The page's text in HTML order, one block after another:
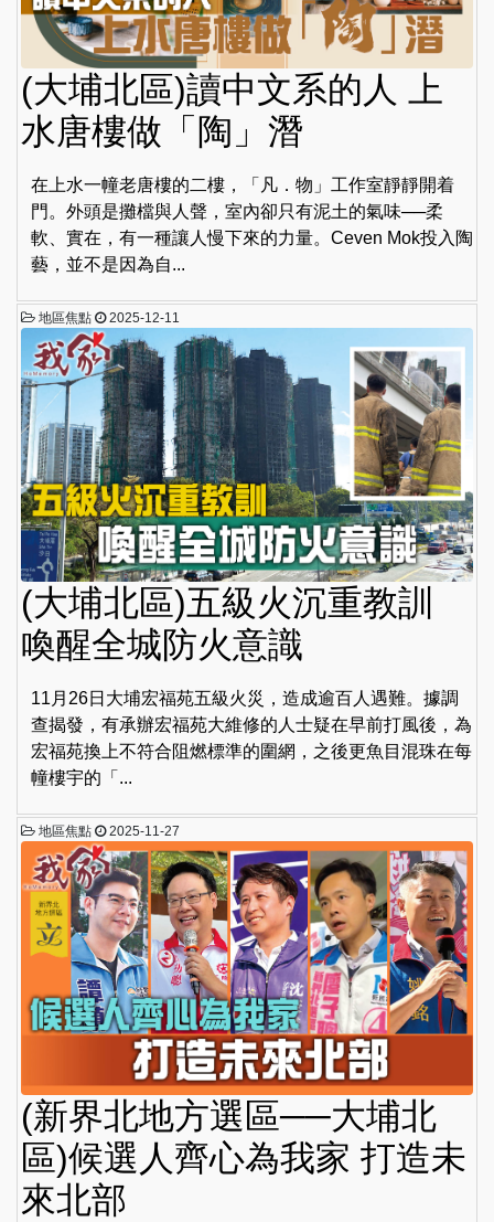
(大埔北區)讀中文系的人 上
水唐樓做「陶」潛
在上水一幢老唐樓的二樓，「凡．物」工作室靜靜開着
門。外頭是攤檔與人聲，室內卻只有泥土的氣味──柔
軟、實在，有一種讓人慢下來的力量。Ceven Mok投入陶
藝，並不是因為自...
地區焦點 2025-12-11
(大埔北區)五級火沉重教訓
喚醒全城防火意識
11月26日大埔宏福苑五級火災，造成逾百人遇難。據調
查揭發，有承辦宏福苑大維修的人士疑在早前打風後，為
宏福苑換上不符合阻燃標準的圍網，之後更魚目混珠在每
幢樓宇的「...
地區焦點 2025-11-27
(新界北地方選區──大埔北
區)候選人齊心為我家 打造未
來北部